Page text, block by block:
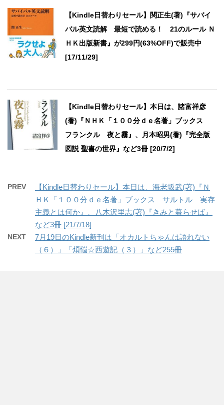
【Kindle日替わりセール】関正生(著)『サバイ
バル英文読解 最短で読める！ 21のルール Ｎ
ＨＫ出版新書』が299円(63%OFF)で販売中
[17/11/29]
【Kindle日替わりセール】本日は、諸富祥彦
(著)『ＮＨＫ「１００分ｄｅ名著」ブックス
フランクル 夜と霧』、月本昭男(著)『完全版
図説 聖書の世界』など3冊 [20/7/2]
PREV
【Kindle日替わりセール】本日は、海老坂武(著)『Ｎ
ＨＫ「１００分ｄｅ名著」ブックス サルトル 実存
主義とは何か』、八木沢里志(著)『きみと暮らせば』
など3冊 [21/7/18]
NEXT
7月19日のKindle新刊は「オカルトちゃんは語れない
（６）」「煩悩☆西遊記（３）」など255冊